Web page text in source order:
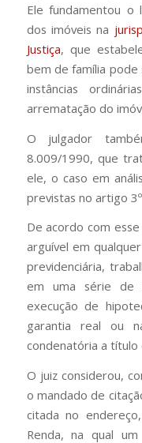
Ele fundamentou o
dos imóveis na
Justiça, que
bem de família
instâncias
arrematação do
O julgador
8.009/1990, que
ele, o caso em
previstas no artigo
De acordo com
arguível em
previdenciária,
em uma série de
execução de
garantia real ou
condenatória a título
O juiz considerou,
o mandado de
citada no
Renda, na qual